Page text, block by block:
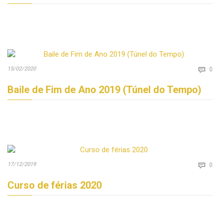
15/02/2020  0
Baile de Fim de Ano 2019 (Túnel do Tempo)
17/12/2019  0
Curso de férias 2020